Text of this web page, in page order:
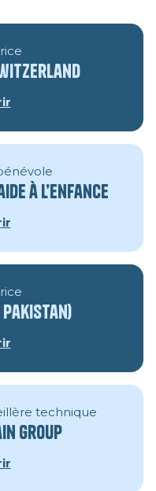
à l’enfance
Pakistan)
technique
Group